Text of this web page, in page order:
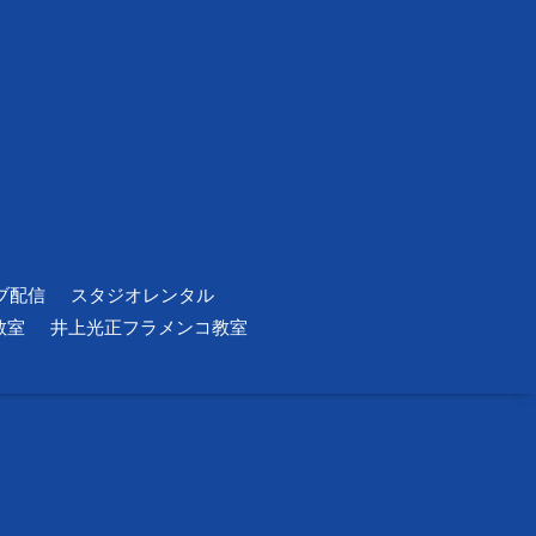
配信
スタジオレンタル
室
井上光正フラメンコ教室